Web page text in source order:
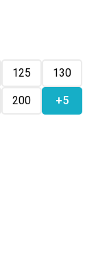
125 130
200 +5